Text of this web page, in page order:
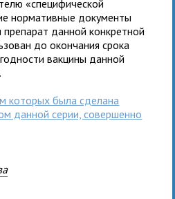
«специфической
нормативные документы
данной конкретной
до окончания срока
вакцины данной
которых была сделана
данной серии, совершенно